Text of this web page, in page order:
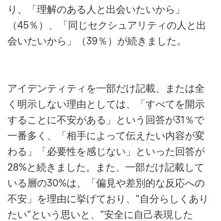
り、「理解のある人と出会いたいから」
（45％）、「同じセクシュアリティの人と出
会いたいから」（39％）が続きました。
アイデンティティを一部だけ記載、または全
く明示しない理由としては、「すべてを開示
することに不安がある」という回答が31％で
一番多く、「相手によって伝えたい内容が変
わる」「必要性を感じない」といった回答が
28%と続きました。また、一部だけ記載して
いる層の30%は、「偏見や差別的な反応への
不安」を理由に挙げており、“自分らしくあり
たい”という思いと、“安全に自己表現した